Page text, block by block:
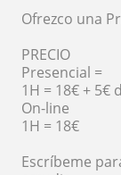
Ofrezco una
PRECIO
Presencial =
1H = 18€ +
On-line
1H = 18€
Escríbeme